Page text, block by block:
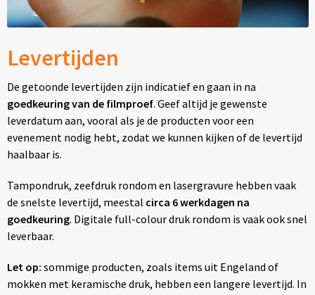
Levertijden
De getoonde levertijden zijn indicatief en gaan in na
goedkeuring van de filmproef. Geef altijd je gewenste
leverdatum aan, vooral als je de producten voor een
evenement nodig hebt, zodat we kunnen kijken of de levertijd
haalbaar is.
Tampondruk, zeefdruk rondom en lasergravure hebben vaak
de snelste levertijd, meestal circa 6 werkdagen na
goedkeuring. Digitale full-colour druk rondom is vaak ook snel
leverbaar.
Let op: sommige producten, zoals items uit Engeland of
mokken met keramische druk, hebben een langere levertijd. In